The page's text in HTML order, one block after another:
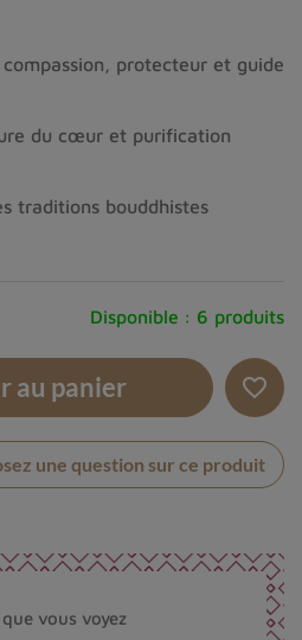
protecteur et guide
du cœur et purification
traditions bouddhistes
Disponible : 6 produits
au panier favorite_border
une question sur ce produit
vous voyez